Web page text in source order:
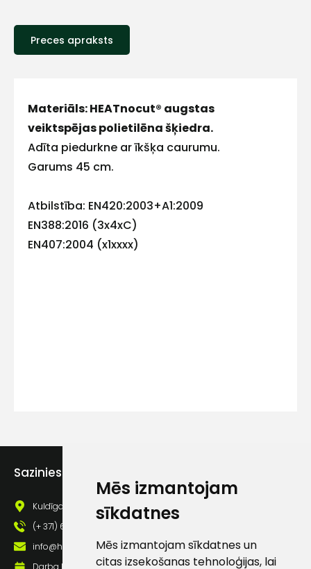
Mēs izmantojam
sīkdatnes
Mēs izmantojam sīkdatnes un
citas izsekošanas tehnoloģijas, lai
Preces apraksts
Materiāls: HEATnocut® augstas
veiktspējas polietilēna šķiedra.
Adīta piedurkne ar īkšķa caurumu.
Garums 45 cm.
Atbilstība: EN420:2003+A1:2009
EN388:2016 (3x4xC)
EN407:2004 (x1xxxx)
Sazinies ar mums
Kuldīgas iela 69a, Saldus, Saldus nov., LV - 3801
(+ 371) 63 881 186
info@hards.lv
Darba laiks: Darbadienās: 8:00 - 17:00
Vārds
E-pasts
Piekrītu SIA Hards
lietošanas noteikumiem